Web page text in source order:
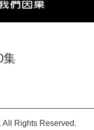
集
Rights Reserved.